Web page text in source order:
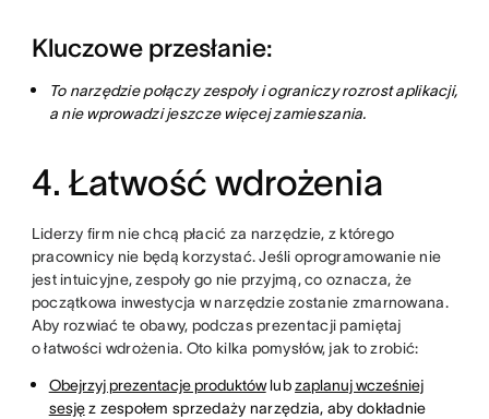
Kluczowe przesłanie:
To narzędzie połączy zespoły i ograniczy rozrost aplikacji,
a nie wprowadzi jeszcze więcej zamieszania.
4. Łatwość wdrożenia
Liderzy firm nie chcą płacić za narzędzie, z którego
pracownicy nie będą korzystać. Jeśli oprogramowanie nie
jest intuicyjne, zespoły go nie przyjmą, co oznacza, że
początkowa inwestycja w narzędzie zostanie zmarnowana.
Aby rozwiać te obawy, podczas prezentacji pamiętaj
o łatwości wdrożenia. Oto kilka pomysłów, jak to zrobić:
Obejrzyj prezentacje produktówlubzaplanuj wcześniej
sesjęz zespołem sprzedaży narzędzia, aby dokładnie